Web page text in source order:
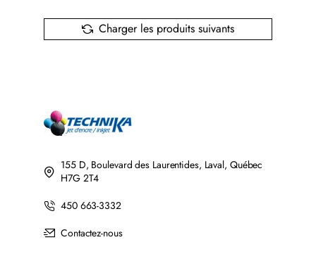
Charger les produits suivants
155 D, Boulevard des Laurentides, Laval, Québec
H7G 2T4
450 663-3332
Contactez-nous